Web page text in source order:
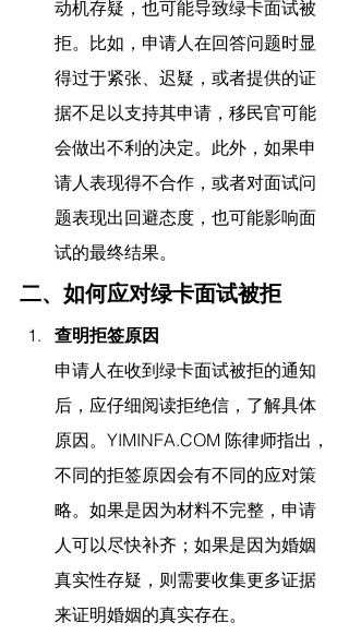
动机存疑，也可能导致绿卡面试被
拒。比如，申请人在回答问题时显
得过于紧张、迟疑，或者提供的证
据不足以支持其申请，移民官可能
会做出不利的决定。此外，如果申
请人表现得不合作，或者对面试问
题表现出回避态度，也可能影响面
试的最终结果。
二、如何应对绿卡面试被拒
查明拒签原因
申请人在收到绿卡面试被拒的通知
后，应仔细阅读拒绝信，了解具体
原因。 YIMINFA.COM 陈律师指出，
不同的拒签原因会有不同的应对策
略。如果是因为材料不完整，申请
人可以尽快补齐；如果是因为婚姻
真实性存疑，则需要收集更多证据
来证明婚姻的真实存在。